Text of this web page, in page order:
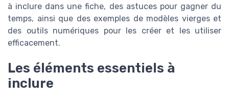
à inclure dans une fiche, des astuces pour gagner du
temps, ainsi que des exemples de modèles vierges et
des outils numériques pour les créer et les utiliser
efficacement.
Les éléments essentiels à
inclure